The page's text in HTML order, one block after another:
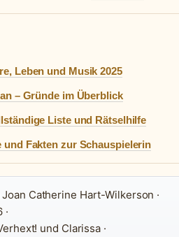
Leben und Musik 2025
– Gründe im Überblick
Liste und Rätselhilfe
Fakten zur Schauspielerin
Catherine Hart-Wilkerson ·
·
und Clarissa ·